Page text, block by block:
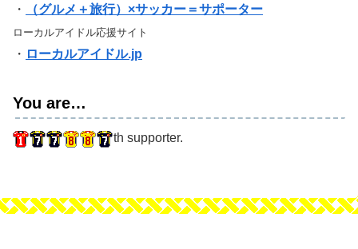
・ （グルメ＋旅行）×サッカー＝サポーター
ローカルアイドル応援サイト
・ ローカルアイドル.jp
You are…
th supporter.